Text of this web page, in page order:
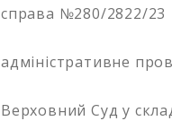
справа №280/2822/23
адміністративне
Верховний Суд у